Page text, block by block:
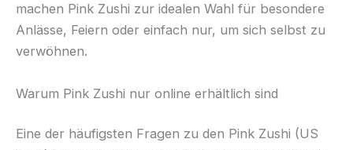
machen Pink Zushi zur idealen Wahl für besondere
Anlässe, Feiern oder einfach nur, um sich selbst zu
verwöhnen.
Warum Pink Zushi nur online erhältlich sind
Eine der häufigsten Fragen zu den Pink Zushi (US